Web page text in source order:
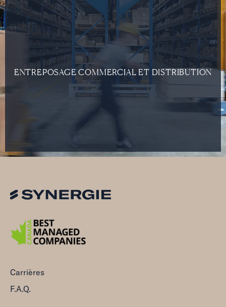
ENTREPOSAGE COMMERCIAL ET DISTRIBUTION
Carrières
F.A.Q.